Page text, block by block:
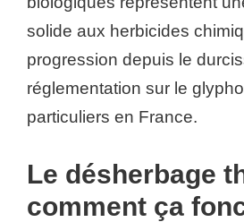
solide aux herbicides
progression depuis le
réglementation sur le
particuliers en France.
Le désherbage
comment ça